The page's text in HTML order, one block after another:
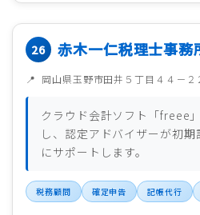
赤木一仁税理士事務
岡山県玉野市田井５丁目４４－２
クラウド会計ソフト「freee
し、認定アドバイザーが初
にサポートします。
税務顧問 確定申告 記帳代行